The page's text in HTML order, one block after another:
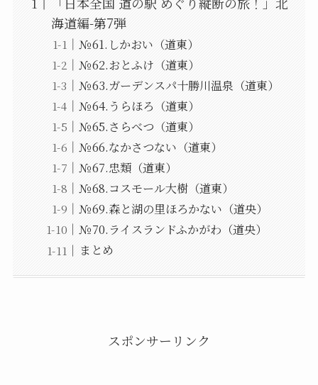
海道編-第7弾
№61.しかおい（道東）
№62.おとふけ（道東）
№63.ガーデンスパ十勝川温泉（道東）
№64.うらほろ（道東）
№65.さらべつ（道東）
№66.なかさつない（道東）
№67.忠類（道東）
№68.コスモール大樹（道東）
№69.森と湖の里ほろかない（道央）
№70.ライスランドふかがわ（道央）
まとめ
スポンサーリンク